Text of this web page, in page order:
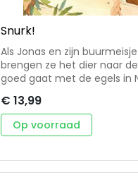
Snurk!
Als Jonas en zijn
brengen ze het dier naar
goed gaat met de egels in
hen in woont, lijkt niet van
Jonas en Yuna zich in de
een motor staan. Is dat
achter te komen.
Lukt het hen om van hun
€ 13,99
Op voorraad